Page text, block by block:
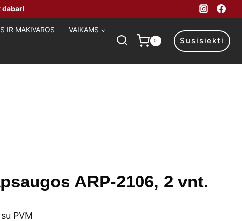
dabar!
IR MAKIVAROS VAIKAMS
0 Susisiekti
ARP-2106, 2 vnt.
su PVM